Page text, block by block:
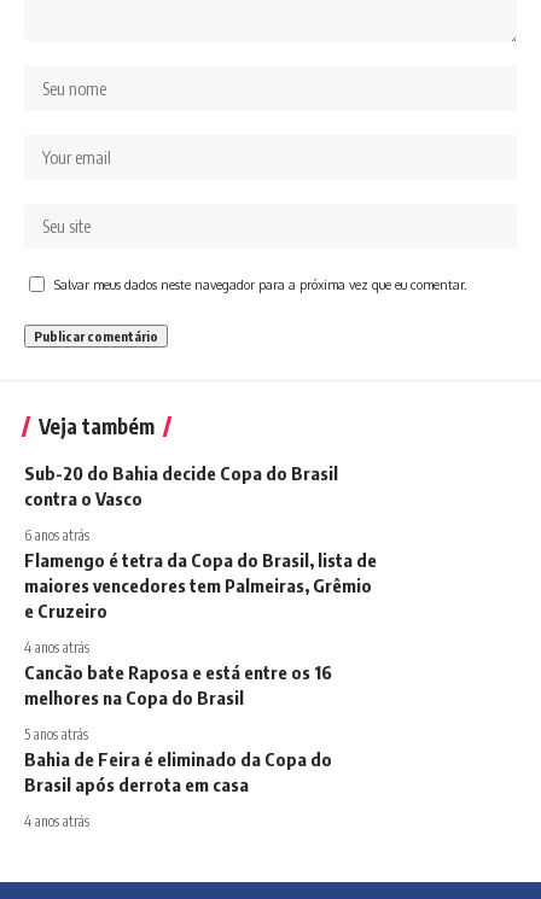
Salvar meus dados neste navegador para a próxima vez que eu comentar.
Veja também
Sub-20 do Bahia decide Copa do Brasil
contra o Vasco
6 anos atrás
Flamengo é tetra da Copa do Brasil, lista de
maiores vencedores tem Palmeiras, Grêmio
e Cruzeiro
4 anos atrás
Cancão bate Raposa e está entre os 16
melhores na Copa do Brasil
5 anos atrás
Bahia de Feira é eliminado da Copa do
Brasil após derrota em casa
4 anos atrás